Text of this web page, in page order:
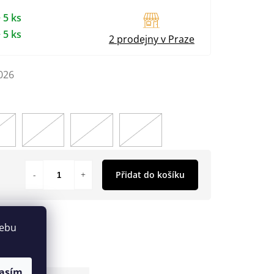
Přidat do košíku
5 ks
5 ks 2 prodejny v Praze